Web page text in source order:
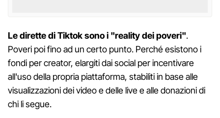
Le dirette di Tiktok sono i "reality dei poveri".
Poveri poi fino ad un certo punto. Perché esistono i
fondi per creator, elargiti dai social per incentivare
all'uso della propria piattaforma, stabiliti in base alle
visualizzazioni dei video e delle live e alle donazioni di
chi li segue.